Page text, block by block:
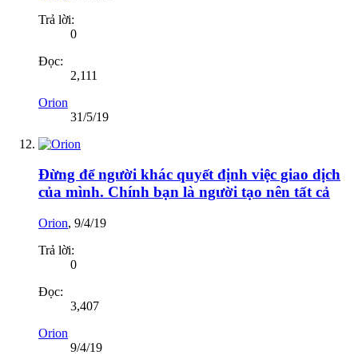
Trả lời:
0
Đọc:
2,111
Orion
31/5/19
Đừng để người khác quyết định việc giao dịch
của mình. Chính bạn là người tạo nên tất cả
Orion, 9/4/19
Trả lời:
0
Đọc:
3,407
Orion
9/4/19